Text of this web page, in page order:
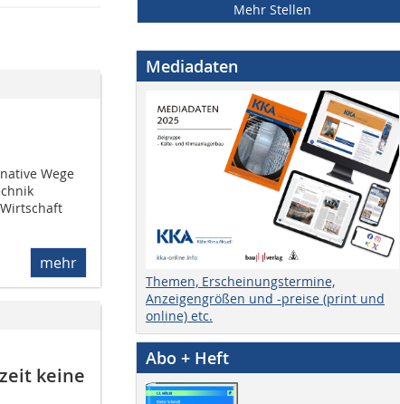
Wege
mehr
keine
Mehr Stellen
Mediadaten
Themen, Erscheinungstermine,
Anzeigengrößen und -preise (print und
online) etc.
Abo + Heft